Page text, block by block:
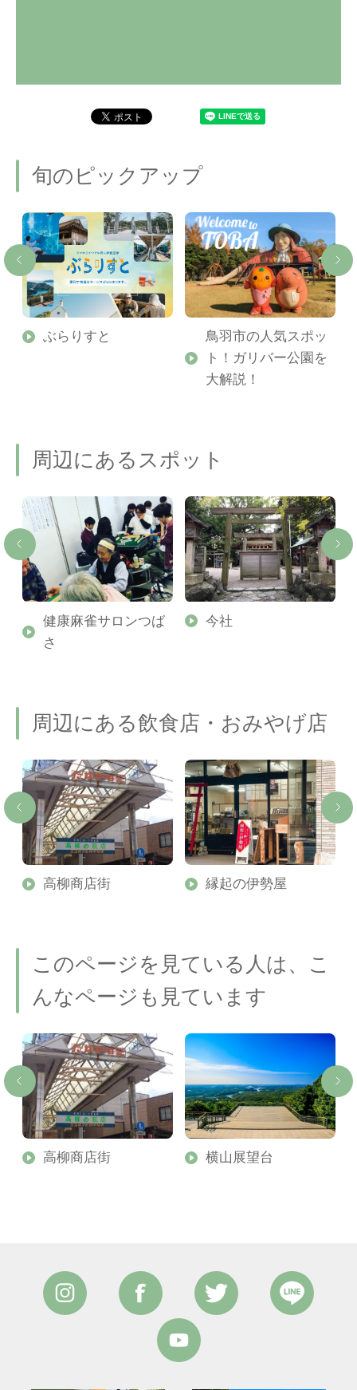
旬のピックアップ
ぶらりすと
鳥羽市の人気スポッ
ト！ガリバー公園を
大解説！
周辺にあるスポット
健康麻雀サロンつば
さ
今社
周辺にある飲食店・おみやげ店
高柳商店街 縁起の伊勢屋
このページを見ている人は、こ
んなページも見ています
高柳商店街 横山展望台